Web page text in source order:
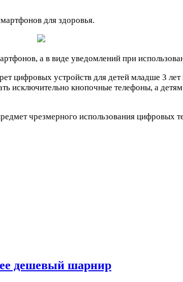
для здоровья.
а в виде уведомлений при
цифровых устройств для детей младше 3 лет
исключительно кнопочные телефоны, а
чрезмерного использования цифровых
дешевый шарнир